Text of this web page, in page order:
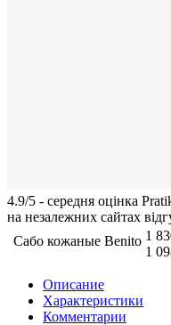
4.9/5 - середня оцiнка
на незалежних сайтах
Сабо кожаные Benito 1
1
Описание
Характеристики
Комментарии